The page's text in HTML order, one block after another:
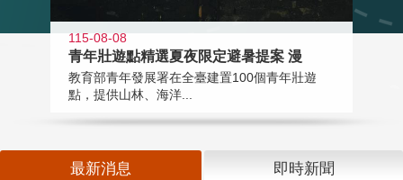
115-08-08
青年壯遊點精選夏夜限定避暑提案 漫
教育部青年發展署在全臺建置100個青年壯遊
點，提供山林、海洋...
最新消息 即時新聞